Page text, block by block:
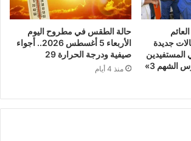
يستقبل 9 حالات جديدة
المستفيدين
حالة الطقس في مطروح اليوم
الأربعاء 5 أغسطس 2026.. أجواء
صيفية ودرجة الحرارة 29
منذ 4 أيام